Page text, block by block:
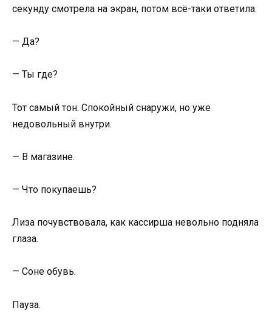
секунду смотрела на экран, потом всё-таки ответила.
— Да?
— Ты где?
Тот самый тон. Спокойный снаружи, но уже
недовольный внутри.
— В магазине.
— Что покупаешь?
Лиза почувствовала, как кассирша невольно подняла
глаза.
— Соне обувь.
Пауза.